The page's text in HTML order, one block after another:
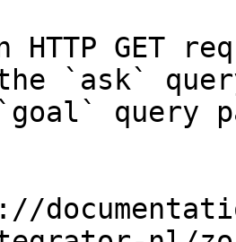
HTTP GET
`ask`
query